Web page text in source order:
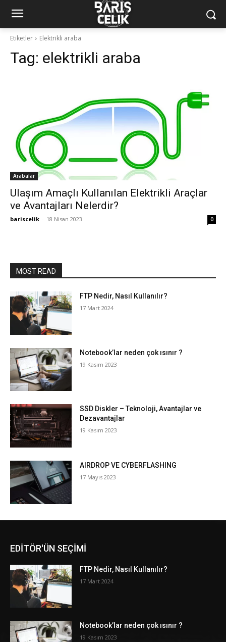
Etiketler Elektrikli araba
Tag: elektrikli araba
Arabalar
Ulaşım Amaçlı Kullanılan Elektrikli Araçlar
ve Avantajları Nelerdir?
bariscelik - 18 Nisan 2023 0
MOST READ
FTP Nedir, Nasıl Kullanılır?
17 Mart 2024
Notebook’lar neden çok ısınır ?
19 Kasım 2023
SSD Diskler – Teknoloji, Avantajlar ve
Dezavantajlar
19 Kasım 2023
AIRDROP VE CYBERFLASHING
17 Mayıs 2023
EDİTÖR'ÜN SEÇİMİ
FTP Nedir, Nasıl Kullanılır?
17 Mart 2024
Notebook’lar neden çok ısınır ?
19 Kasım 2023